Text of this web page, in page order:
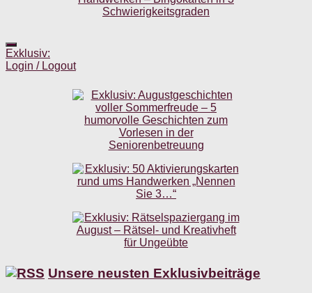
Exklusiv:
Login / Logout
Unsere neusten Exklusivbeiträge